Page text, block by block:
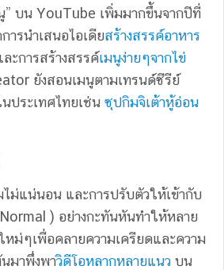
” บน YouTube เพิ่มมากขึ้นจากปีที่
ารนำเสนอไอเดียสร้างสรรค์อาหาร
ะการสร้างสรรค์เมนูง่ายๆจากไข่
ยังสอนเมนูตามเทรนด์ซีรีย์
ประเทศไทยเช่น ซุปกิมจิเต้าหู้อ่อน
ม่แน่นอน และการปรับตัวให้เข้ากับ
) อย่างกะทันหันทำให้หลาย
หม่ๆเพื่อคลายความเครียดและความ
มาพึ่งพาวิดีโอหลากหลายแนว บน